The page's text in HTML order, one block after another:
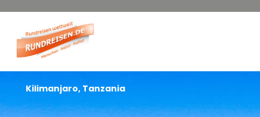
Kilimanjaro, Tanzania